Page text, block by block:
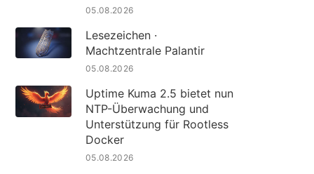
05.08.2026
Lesezeichen ·
Machtzentrale Palantir
05.08.2026
Uptime Kuma 2.5 bietet nun
NTP-Überwachung und
Unterstützung für Rootless
Docker
05.08.2026